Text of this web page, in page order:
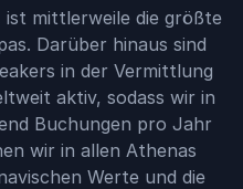
mittlerweile die größte
Darüber hinaus sind
in der Vermittlung
aktiv, sodass wir in
Buchungen pro Jahr
wir in allen Athenas
Werte und die